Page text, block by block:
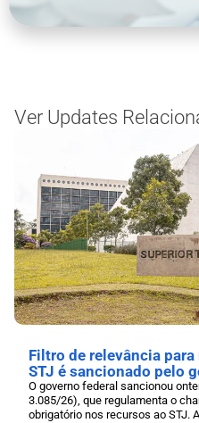
Ver Updates
Filtro de relevância
STJ é sancionado pelo
O governo federal sancionou
3.085/26), que regulamenta o
obrigatório nos recursos ao STJ. A